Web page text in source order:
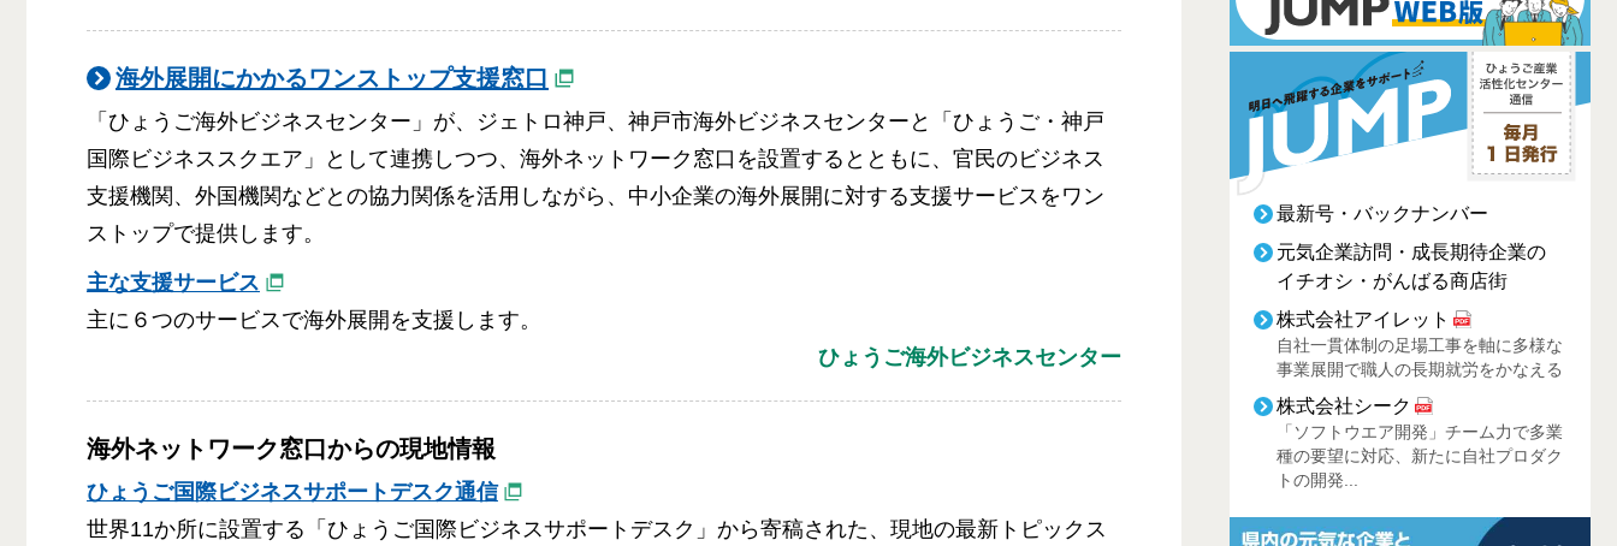
海外展開にかかるワンストップ支援窓口
「ひょうご海外ビジネスセンター」が、ジェトロ神戸、神戸市海外ビジネスセンターと「ひょうご・神戸
国際ビジネススクエア」として連携しつつ、海外ネットワーク窓口を設置するとともに、官民のビジネス
支援機関、外国機関などとの協力関係を活用しながら、中小企業の海外展開に対する支援サービスをワン
ストップで提供します。
主な支援サービス
主に６つのサービスで海外展開を支援します。
ひょうご海外ビジネスセンター
海外ネットワーク窓口からの現地情報
ひょうご国際ビジネスサポートデスク通信
世界11か所に設置する「ひょうご国際ビジネスサポートデスク」から寄稿された、現地の最新トピックス
最新号・バックナンバー
元気企業訪問・成長期待企業の
イチオシ・がんばる商店街
株式会社アイレット
自社一貫体制の足場工事を軸に多様な
事業展開で職人の長期就労をかなえる
株式会社シーク
「ソフトウエア開発」チーム力で多業
種の要望に対応、新たに自社プロダク
トの開発...